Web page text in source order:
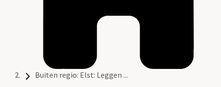
Buiten regio: Elst: Leggen ...